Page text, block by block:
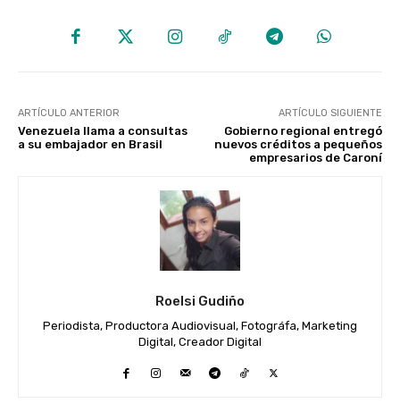
ARTÍCULO ANTERIOR
Venezuela llama a consultas
a su embajador en Brasil
ARTÍCULO SIGUIENTE
Gobierno regional entregó
nuevos créditos a pequeños
empresarios de Caroní
Roelsi Gudiño
Periodista, Productora Audiovisual, Fotográfa, Marketing
Digital, Creador Digital